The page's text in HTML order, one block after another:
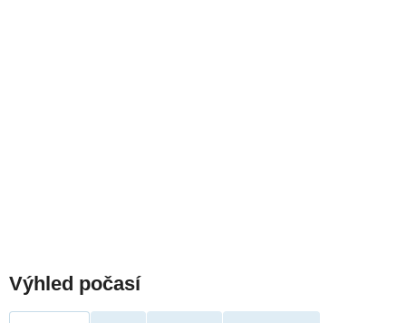
Výhled počasí